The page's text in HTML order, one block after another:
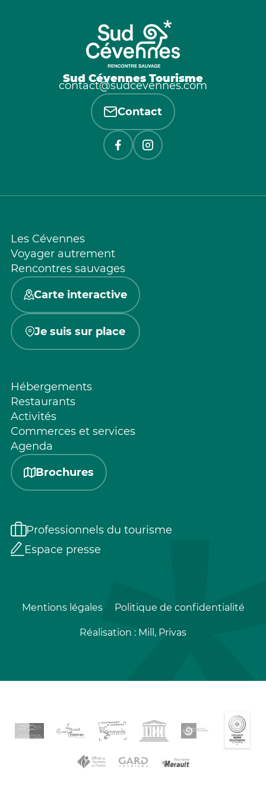
Sud Cévennes Tourisme
contact@sudcevennes.com
Contact
Les Cévennes
Voyager autrement
Rencontres sauvages
Carte interactive
Je suis sur place
Hébergements
Restaurants
Activités
Commerces et services
Agenda
Brochures
Professionnels du tourisme
Espace presse
Mentions légales Politique de confidentialité
Réalisation : Mill, Privas